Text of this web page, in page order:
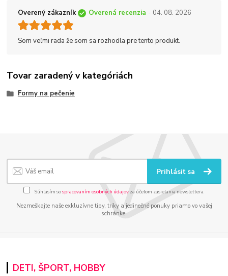
Overený zákazník Overená recenzia - 04. 08. 2026
Som veľmi rada že som sa rozhodla pre tento produkt.
Tovar zaradený v kategóriách
Formy na pečenie
Prihlásiť sa
Súhlasím sospracovaním osobných údajov za účelom zasielania newslettera.
Nezmeškajte naše exkluzívne tipy, triky a jedinečné ponuky priamo vo vašej
schránke.
DETI, ŠPORT, HOBBY